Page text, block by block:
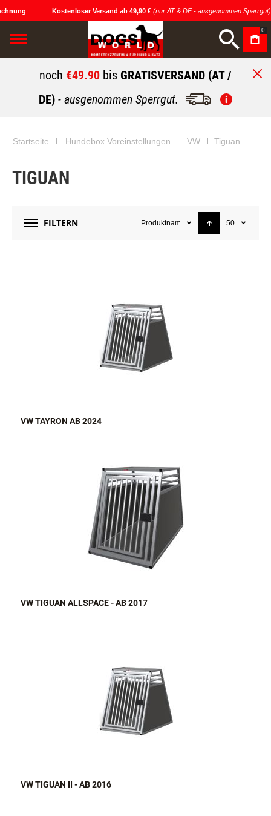
Kostenloser Versand ab 49,90 €(nur AT & DE - ausgenommen Sperrgut)
0
noch €49.90 bis GRATISVERSAND (AT /
DE) - ausgenommen Sperrgut.
Startseite Hundebox Voreinstellungen VW Tiguan
TIGUAN
FILTERN Produktname 50
VW TAYRON AB 2024
VW TIGUAN ALLSPACE - AB 2017
VW TIGUAN II - AB 2016